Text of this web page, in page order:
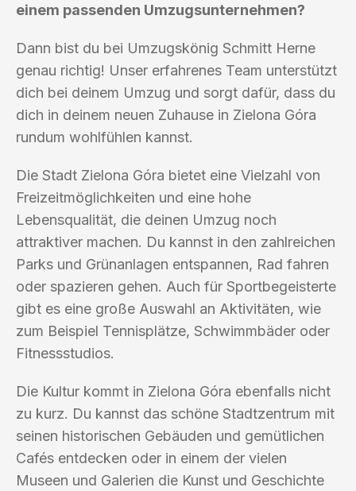
einem passenden Umzugsunternehmen?
Dann bist du bei Umzugskönig Schmitt Herne
genau richtig! Unser erfahrenes Team unterstützt
dich bei deinem Umzug und sorgt dafür, dass du
dich in deinem neuen Zuhause in Zielona Góra
rundum wohlfühlen kannst.
Die Stadt Zielona Góra bietet eine Vielzahl von
Freizeitmöglichkeiten und eine hohe
Lebensqualität, die deinen Umzug noch
attraktiver machen. Du kannst in den zahlreichen
Parks und Grünanlagen entspannen, Rad fahren
oder spazieren gehen. Auch für Sportbegeisterte
gibt es eine große Auswahl an Aktivitäten, wie
zum Beispiel Tennisplätze, Schwimmbäder oder
Fitnessstudios.
Die Kultur kommt in Zielona Góra ebenfalls nicht
zu kurz. Du kannst das schöne Stadtzentrum mit
seinen historischen Gebäuden und gemütlichen
Cafés entdecken oder in einem der vielen
Museen und Galerien die Kunst und Geschichte